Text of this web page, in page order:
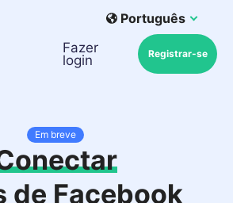
Português
Fazer
login
Registrar-se
Em breve
de Facebook